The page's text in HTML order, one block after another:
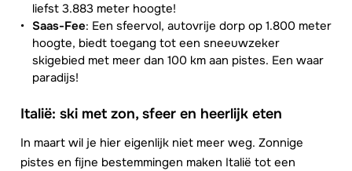
liefst 3.883 meter hoogte!
Saas-Fee: Een sfeervol, autovrije dorp op 1.800 meter
hoogte, biedt toegang tot een sneeuwzeker
skigebied met meer dan 100 km aan pistes. Een waar
paradijs!
Italië: ski met zon, sfeer en heerlijk eten
In maart wil je hier eigenlijk niet meer weg. Zonnige
pistes en fijne bestemmingen maken Italië tot een